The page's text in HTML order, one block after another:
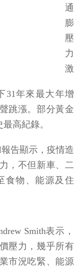
通
膨
壓
力
激
31年來最大年增
跳漲。部分黃金
高紀錄。
報告顯示，疫情造
，不但新車、二
食物、能源及住
Smith表示，
壓力，幾乎所有
市況吃緊、能源